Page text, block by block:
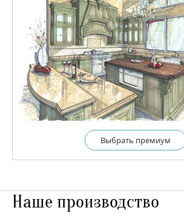
Выбрать премиум
Наше производство